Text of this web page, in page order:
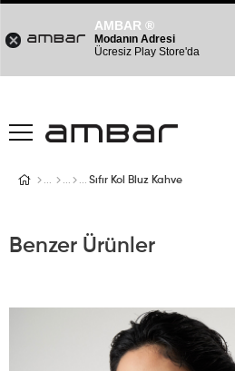
Sıfır Kol Bluz Kahve
Benzer Ürünler
AMBAR ®
Modanın Adresi
Ücresiz Play Store'da